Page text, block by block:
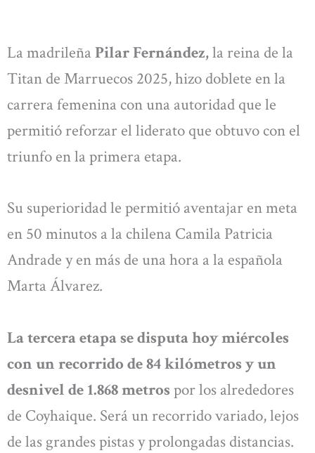
La madrileña Pilar Fernández,la reina de la
Titan de Marruecos 2025, hizo doblete en la
carrera femenina con una autoridad que le
permitió reforzar el liderato que obtuvo con el
triunfo en la primera etapa.
Su superioridad le permitió aventajar en meta
en 50 minutos a la chilena Camila Patricia
Andrade y en más de una hora a la española
Marta Álvarez.
La tercera etapa se disputa hoy miércoles
con un recorrido de 84 kilómetros y un
desnivel de 1.868 metros por los alrededores
de Coyhaique. Será un recorrido variado, lejos
de las grandes pistas y prolongadas distancias.